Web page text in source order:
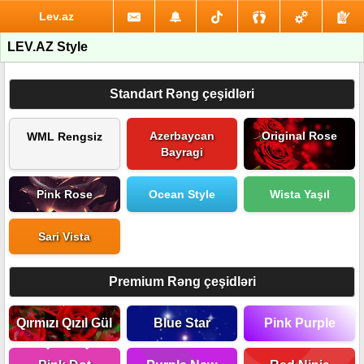
Lev.az
LEV.AZ Style
Standart Rəng çeşidləri
WML Rengsiz
Azerbaycan
Bayragi
Original Rose
Pink Rose Ocean Style Wista Yaşıl
Sari Vista
Premium Rəng çeşidləri
Qırmızı Qızıl Gül Blue Star Pink Purple